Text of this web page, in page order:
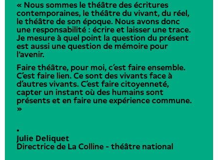
« Nous sommes le théâtre des écritures
contemporaines, le théâtre du vivant, du réel,
le théâtre de son époque. Nous avons donc
une responsabilité : écrire et laisser une trace.
Je mesure à quel point la question du présent
est aussi une question de mémoire pour
l'avenir.
Faire théâtre, pour moi, c’est faire ensemble.
C’est faire lien. Ce sont des vivants face à
d’autres vivants. C’est faire citoyenneté,
capter un instant où des humains sont
présents et en faire une expérience commune.
»
•
Julie Deliquet
Directrice de La Colline - théâtre national